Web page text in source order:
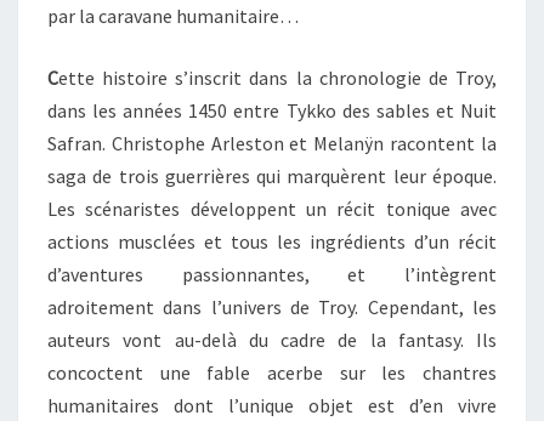
par la caravane humanitaire…
Cette histoire s’inscrit dans la chronologie de Troy,
dans les années 1450 entre Tykko des sables et Nuit
Safran. Christophe Arleston et Melanÿn racontent la
saga de trois guerrières qui marquèrent leur époque.
Les scénaristes développent un récit tonique avec
actions musclées et tous les ingrédients d’un récit
d’aventures passionnantes, et l’intègrent
adroitement dans l’univers de Troy. Cependant, les
auteurs vont au-delà du cadre de la fantasy. Ils
concoctent une fable acerbe sur les chantres
humanitaires dont l’unique objet est d’en vivre